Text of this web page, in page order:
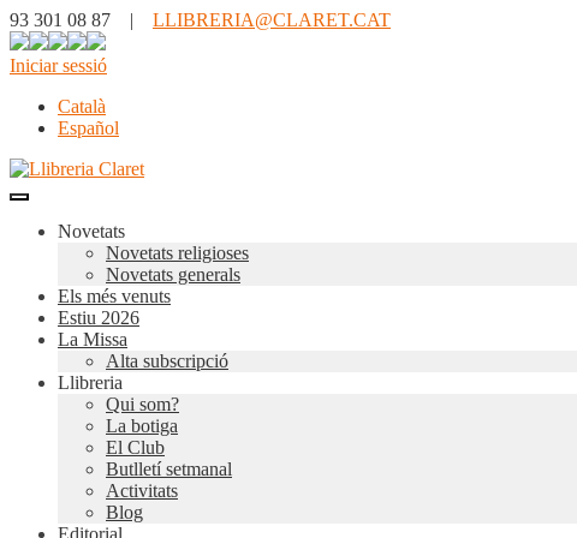
93 301 08 87 | LLIBRERIA@CLARET.CAT
Iniciar sessió
Català
Español
Novetats
Novetats religioses
Novetats generals
Els més venuts
Estiu 2026
La Missa
Alta subscripció
Llibreria
Qui som?
La botiga
El Club
Butlletí setmanal
Activitats
Blog
Editorial